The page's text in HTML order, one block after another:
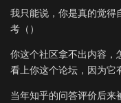
我只能说，你是真的觉得
考（）
你这个社区拿不出内容
看上你这个论坛，因为它
当年知乎的问答评价后